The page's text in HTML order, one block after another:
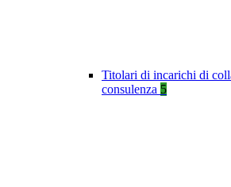
Titolari di incarichi di
consulenza 5